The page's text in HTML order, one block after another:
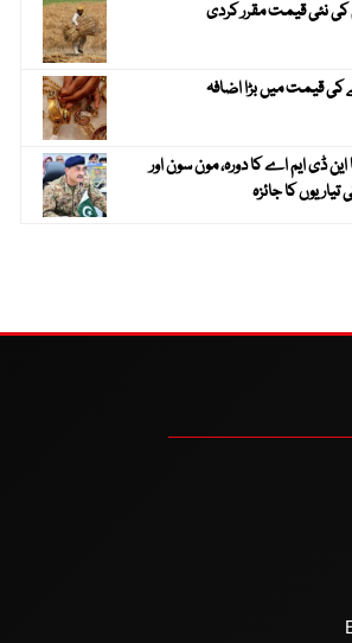
نئی قیمت مقرر کردی
قیمت میں بڑا اضافہ
ڈی ایم اے کا دورہ، مون سون اور
کا جائزہ